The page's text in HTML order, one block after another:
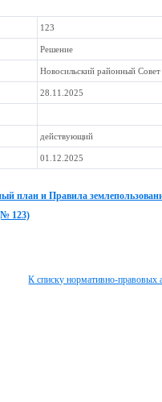
123
Решение
Новосильский районный
28.11.2025
действующий
01.12.2025
план и Правила
123)
К списку нормативно-правовых